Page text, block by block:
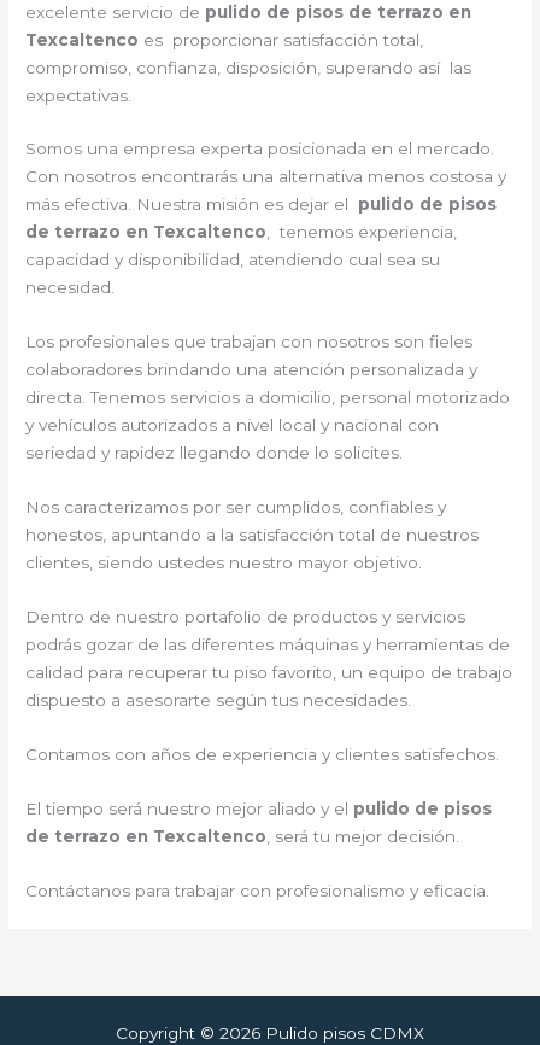
excelente servicio de pulido de pisos de terrazo en
Texcaltenco es proporcionar satisfacción total,
compromiso, confianza, disposición, superando así las
expectativas.
Somos una empresa experta posicionada en el mercado.
Con nosotros encontrarás una alternativa menos costosa y
más efectiva. Nuestra misión es dejar el pulido de pisos
de terrazo en Texcaltenco, tenemos experiencia,
capacidad y disponibilidad, atendiendo cual sea su
necesidad.
Los profesionales que trabajan con nosotros son fieles
colaboradores brindando una atención personalizada y
directa. Tenemos servicios a domicilio, personal motorizado
y vehículos autorizados a nivel local y nacional con
seriedad y rapidez llegando donde lo solicites.
Nos caracterizamos por ser cumplidos, confiables y
honestos, apuntando a la satisfacción total de nuestros
clientes, siendo ustedes nuestro mayor objetivo.
Dentro de nuestro portafolio de productos y servicios
podrás gozar de las diferentes máquinas y herramientas de
calidad para recuperar tu piso favorito, un equipo de trabajo
dispuesto a asesorarte según tus necesidades.
Contamos con años de experiencia y clientes satisfechos.
El tiempo será nuestro mejor aliado y el pulido de pisos
de terrazo en Texcaltenco , será tu mejor decisión.
Contáctanos para trabajar con profesionalismo y eficacia.
Copyright © 2026 Pulido pisos CDMX